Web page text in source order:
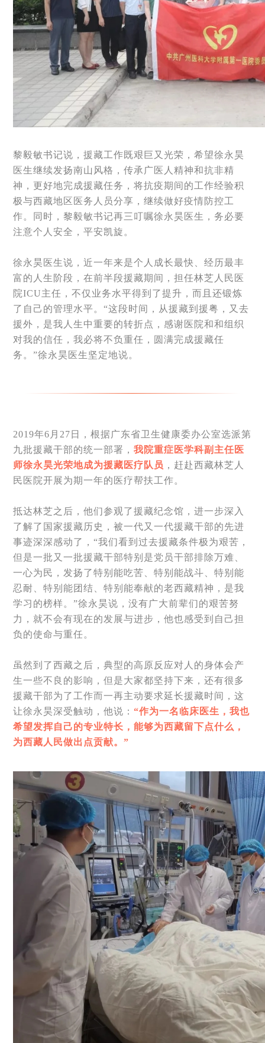
黎毅敏书记说，援藏工作既艰巨又光荣，希望徐永昊
医生继续发扬南山风格，传承广医人精神和抗非精
神，更好地完成援藏任务，将抗疫期间的工作经验积
极与西藏地区医务人员分享，继续做好疫情防控工
作。同时，黎毅敏书记再三叮嘱徐永昊医生，务必要
注意个人安全，平安凯旋。
徐永昊医生说，近一年来是个人成长最快、经历最丰
富的人生阶段，在前半段援藏期间，担任林芝人民医
院ICU主任，不仅业务水平得到了提升，而且还锻炼
了自己的管理水平。“这段时间，从援藏到援粤，又去
援外，是我人生中重要的转折点，感谢医院和和组织
对我的信任，我必将不负重任，圆满完成援藏任
务。”徐永昊医生坚定地说。
2019年6月27日，根据广东省卫生健康委办公室选派第
九批援藏干部的统一部署，我院重症医学科副主任医
师徐永昊光荣地成为援藏医疗队员 ，赶赴西藏林芝人
民医院开展为期一年的医疗帮扶工作。
抵达林芝之后，他们参观了援藏纪念馆，进一步深入
了解了国家援藏历史，被一代又一代援藏干部的先进
事迹深深感动了，“我们看到过去援藏条件极为艰苦，
但是一批又一批援藏干部特别是党员干部排除万难、
一心为民，发扬了特别能吃苦、特别能战斗、特别能
忍耐、特别能团结、特别能奉献的老西藏精神，是我
学习的榜样。”徐永昊说，没有广大前辈们的艰苦努
力，就不会有现在的发展与进步，他也感受到自己担
负的使命与重任。
虽然到了西藏之后，典型的高原反应对人的身体会产
生一些不良的影响，但是大家都坚持下来，还有很多
援藏干部为了工作而一再主动要求延长援藏时间，这
让徐永昊深受触动，他说：“作为一名临床医生，我也
希望发挥自己的专业特长，能够为西藏留下点什么，
为西藏人民做出点贡献。”